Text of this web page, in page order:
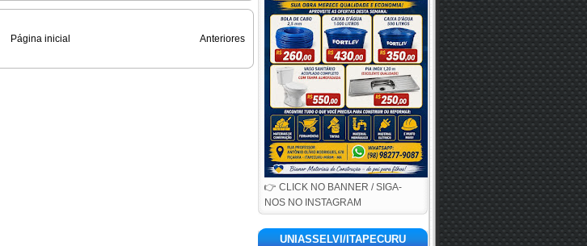
Anteriores
Página inicial
👉 CLICK NO BANNER / SIGA-
NOS NO INSTAGRAM
UNIASSELVI/ITAPECURU